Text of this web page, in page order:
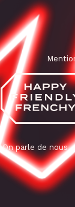
On parle de nous